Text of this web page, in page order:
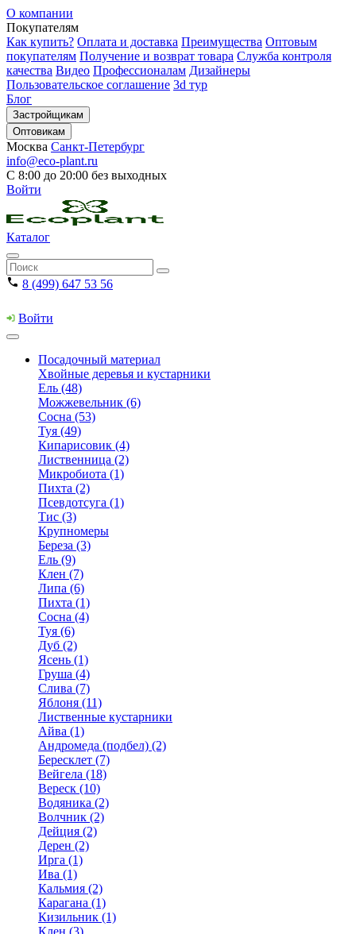
О компании
Покупателям
Как купить? Оплата и доставка Преимущества Оптовым
покупателям Получение и возврат товара Служба контроля
качества Видео Профессионалам Дизайнеры
Пользовательское соглашение 3d тур
Блог
Застройщикам
Оптовикам
Москва Санкт-Петербург
info@eco-plant.ru
С 8:00 до 20:00 без выходных
Войти
Каталог
8 (499) 647 53 56
Войти
Посадочный материал
Хвойные деревья и кустарники
Ель (48)
Можжевельник (6)
Сосна (53)
Туя (49)
Кипарисовик (4)
Лиственница (2)
Микробиота (1)
Пихта (2)
Псевдотсуга (1)
Тис (3)
Крупномеры
Береза (3)
Ель (9)
Клен (7)
Липа (6)
Пихта (1)
Сосна (4)
Туя (6)
Дуб (2)
Ясень (1)
Груша (4)
Слива (7)
Яблоня (11)
Лиственные кустарники
Айва (1)
Андромеда (подбел) (2)
Бересклет (7)
Вейгела (18)
Вереск (10)
Водяника (2)
Волчник (2)
Дейция (2)
Дерен (2)
Ирга (1)
Ива (1)
Кальмия (2)
Карагана (1)
Кизильник (1)
Клен (3)